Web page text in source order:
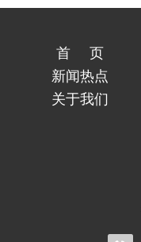
首页
新闻热点
关于我们